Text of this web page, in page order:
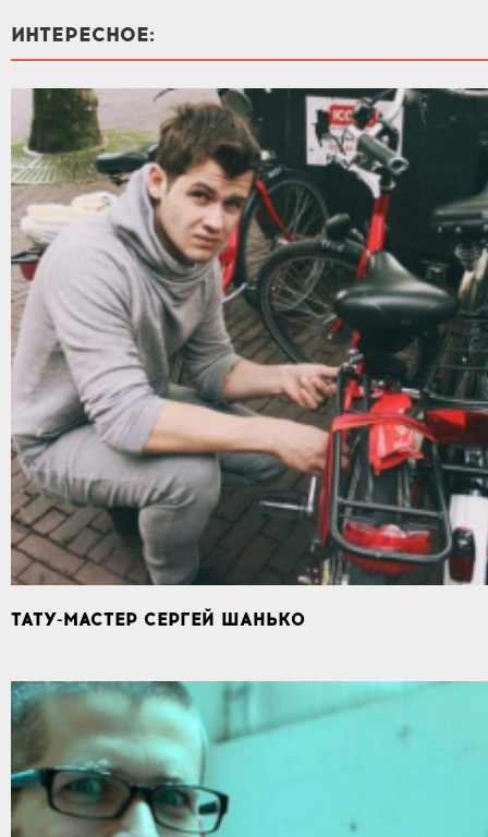
ИНТЕРЕСНОЕ:
ТАТУ-МАСТЕР СЕРГЕЙ ШАНЬКО